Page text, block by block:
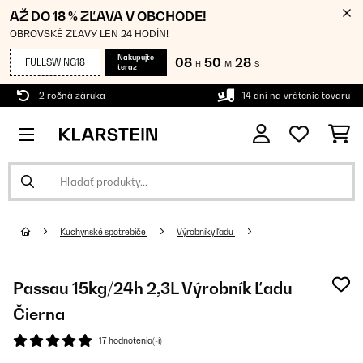
AŽ DO 18 % ZĽAVA V OBCHODE!
OBROVSKÉ ZĽAVY LEN 24 HODÍN!
FULLSWING18
Nakupujte
teraz
08 H 50 M 28 S
2 ročná záruka 14 dní na vrátenie tovaru
Kuchynské spotrebiče Výrobníky ľadu
Passau 15kg/24h 2,3L Výrobník Ľadu
Čierna
17 hodnotenia(-í)